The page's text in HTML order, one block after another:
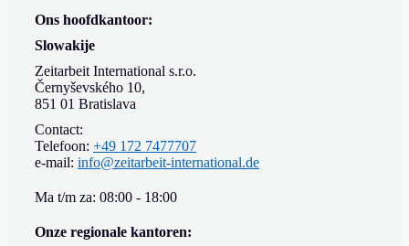
Ons hoofdkantoor:
Slowakije
Zeitarbeit International s.r.o.
Černyševského 10,
851 01 Bratislava
Contact:
Telefoon: +49 172 7477707
e-mail: info@zeitarbeit-international.de
Ma t/m za: 08:00 - 18:00
Onze regionale kantoren: